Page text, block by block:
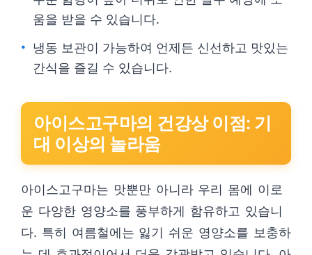
움을 받을 수 있습니다.
냉동 보관이 가능하여 언제든 신선하고 맛있는
간식을 즐길 수 있습니다.
아이스고구마의 건강상 이점: 기
대 이상의 놀라움
아이스고구마는 맛뿐만 아니라 우리 몸에 이로
운 다양한 영양소를 풍부하게 함유하고 있습니
다. 특히 여름철에는 잃기 쉬운 영양소를 보충하